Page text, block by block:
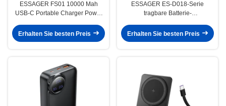
ESSAGER FS01 10000 Mah
USB-C Portable Charger Power
Eingang
Erhalten Sie besten Preis
ESSAGER ES-D018-Serie
tragbare Batterie-
Erhalten Sie besten Preis